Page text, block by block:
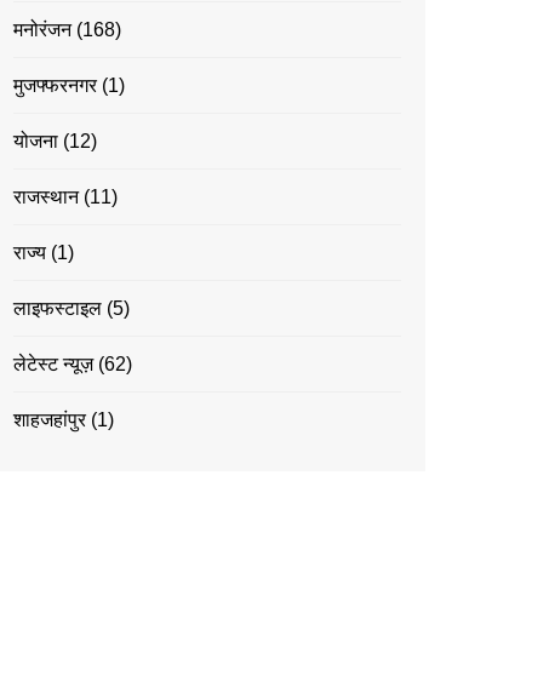
मनोरंजन(168)
मुजफ्फरनगर(1)
योजना (12)
राजस्थान(11)
राज्य (1)
लाइफस्टाइल (5)
लेटेस्ट न्यूज़(62)
शाहजहांपुर(1)